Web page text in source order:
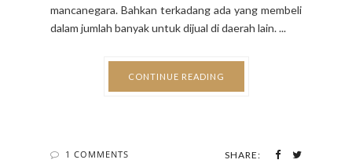
mancanegara. Bahkan terkadang ada yang membeli
dalam jumlah banyak untuk dijual di daerah lain. ...
CONTINUE READING
1 COMMENTS SHARE: